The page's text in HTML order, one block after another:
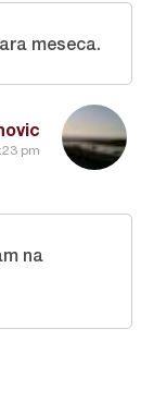
pm
meseca.
na